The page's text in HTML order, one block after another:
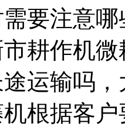
要注意
耕作机
运输吗
根据客